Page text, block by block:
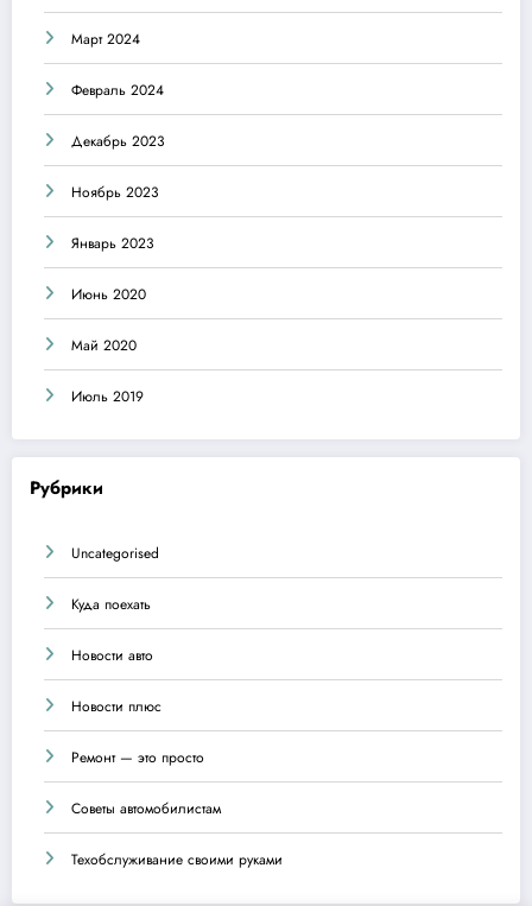
Март 2024
Февраль 2024
Декабрь 2023
Ноябрь 2023
Январь 2023
Июнь 2020
Май 2020
Июль 2019
Рубрики
Uncategorised
Куда поехать
Новости авто
Новости плюс
Ремонт — это просто
Советы автомобилистам
Техобслуживание своими руками